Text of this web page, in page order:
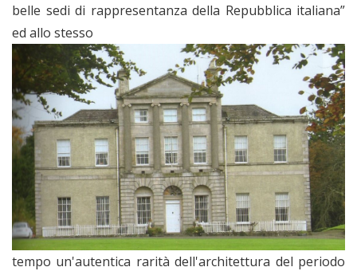
belle sedi di rappresentanza della Repubblica italiana”
ed allo stesso
tempo un'autentica rarità dell'architettura del periodo